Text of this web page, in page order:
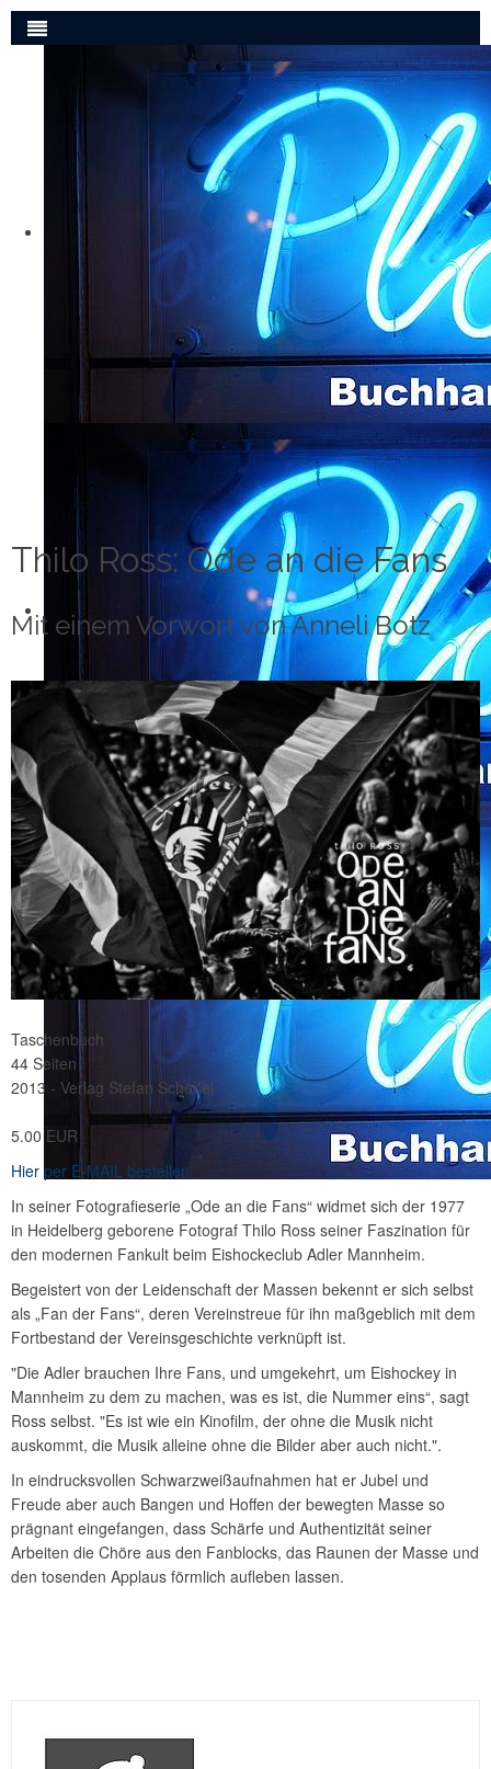
Thilo Ross: Ode an die Fans
Mit einem Vorwort von Anneli Botz
Taschenbuch
44 Seiten
2013 - Verlag Stefan Schöbel
5.00 EUR
Hier per E-MAIL bestellen
In seiner Fotografieserie „Ode an die Fans“ widmet sich der 1977
in Heidelberg geborene Fotograf Thilo Ross seiner Faszination für
den modernen Fankult beim Eishockeclub Adler Mannheim.
Begeistert von der Leidenschaft der Massen bekennt er sich selbst
als „Fan der Fans“, deren Vereinstreue für ihn maßgeblich mit dem
Fortbestand der Vereinsgeschichte verknüpft ist.
"Die Adler brauchen Ihre Fans, und umgekehrt, um Eishockey in
Mannheim zu dem zu machen, was es ist, die Nummer eins“, sagt
Ross selbst. "Es ist wie ein Kinofilm, der ohne die Musik nicht
auskommt, die Musik alleine ohne die Bilder aber auch nicht.".
In eindrucksvollen Schwarzweißaufnahmen hat er Jubel und
Freude aber auch Bangen und Hoffen der bewegten Masse so
prägnant eingefangen, dass Schärfe und Authentizität seiner
Arbeiten die Chöre aus den Fanblocks, das Raunen der Masse und
den tosenden Applaus förmlich aufleben lassen.